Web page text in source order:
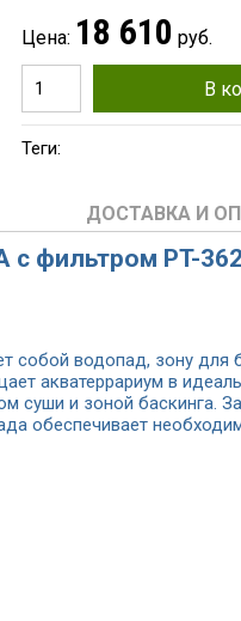
Цена: 18 610 руб.
В
Теги:
ДОСТАВКА И
с фильтром PT-
собой водопад, зону для
акватеррариум в
суши и зоной баскинга.
обеспечивает